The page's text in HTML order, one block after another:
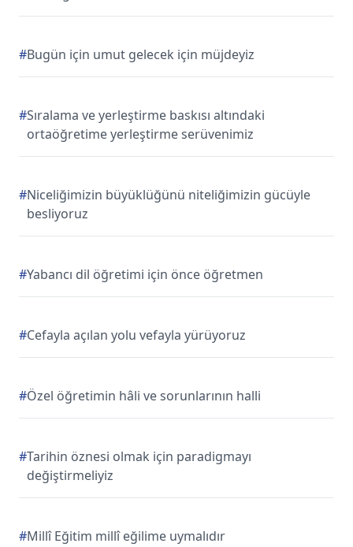
#Bugün için umut gelecek için müjdeyiz
#Sıralama ve yerleştirme baskısı altındaki
ortaöğretime yerleştirme serüvenimiz
#Niceliğimizin büyüklüğünü niteliğimizin gücüyle
besliyoruz
#Yabancı dil öğretimi için önce öğretmen
#Cefayla açılan yolu vefayla yürüyoruz
#Özel öğretimin hâli ve sorunlarının halli
#Tarihin öznesi olmak için paradigmayı
değiştirmeliyiz
#Millî Eğitim millî eğilime uymalıdır